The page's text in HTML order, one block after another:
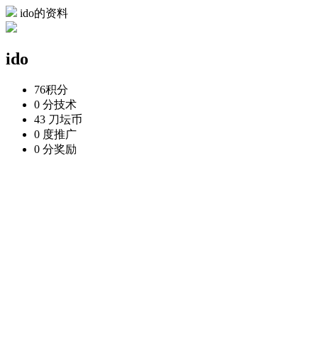
ido的资料
ido
76积分
0 分技术
43 刀坛币
0 度推广
0 分奖励